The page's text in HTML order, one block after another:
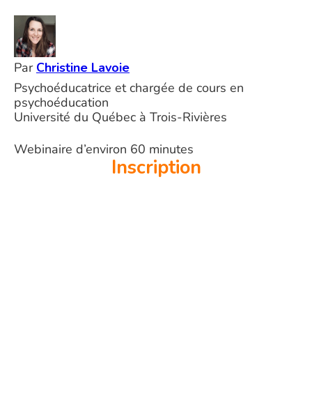
Par Christine Lavoie
Psychoéducatrice et chargée de cours en
psychoéducation
Université du Québec à Trois-Rivières
Webinaire d’environ 60 minutes
Inscription